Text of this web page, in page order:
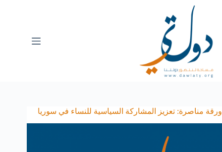
ورقة مناصرة: تعزيز المشاركة السياسية للنساء في سوريا